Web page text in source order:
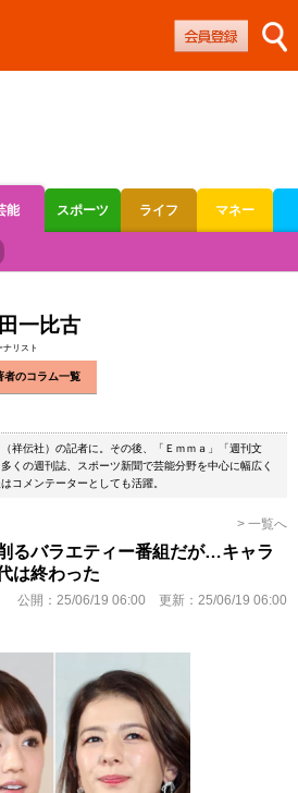
能 スポーツ ライフ マネー
トレース
一比古
ナリスト
者のコラム一覧
祥伝社）の記者に。その後、「Ｅｍｍａ」「週刊文
くの週刊誌、スポーツ新聞で芸能分野を中心に幅広く
コメンテーターとしても活躍。
> 一覧へ
るバラエティー番組だが…キャラ
は終わった
公開： 25/06/19 06:00 更新： 25/06/19 06:00